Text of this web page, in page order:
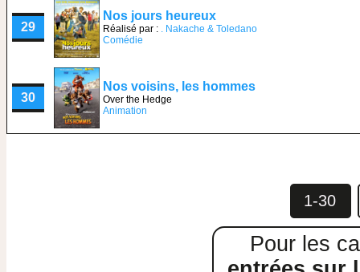
29
Nos jours heureux
Réalisé par : . Nakache & Toledano
Comédie
30
Nos voisins, les hommes
Over the Hedge
Animation
1-30
Pour les